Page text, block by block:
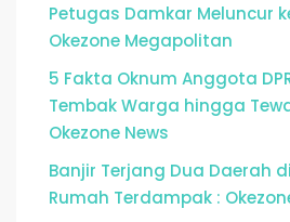
Petugas Damkar Meluncur
Okezone Megapolitan
5 Fakta Oknum Anggota
Tembak Warga hingga
Okezone News
Banjir Terjang Dua Daerah
Rumah Terdampak :